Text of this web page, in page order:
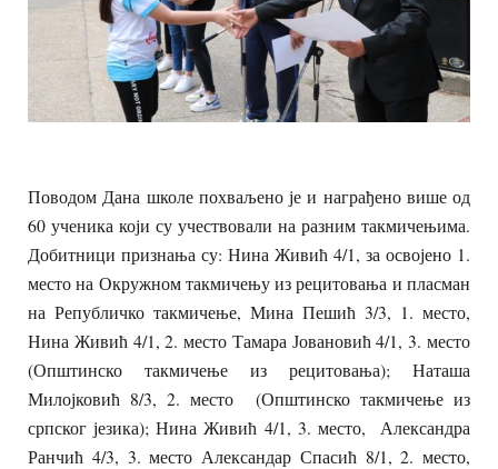
Поводом Дана школе похваљено је и награђено више од
60 ученика који су учествовали на разним такмичењима.
Добитници признања су: Нина Живић 4/1, за освојено 1.
место на Окружном такмичењу из рецитовања и пласман
на Републичко такмичење, Мина Пешић 3/3, 1. место,
Нина Живић 4/1, 2. место Тамара Јовановић 4/1, 3. место
(Општинско такмичење из рецитовања); Наташа
Милојковић 8/3, 2. место (Општинско такмичење из
српског језика); Нина Живић 4/1, 3. место, Александра
Ранчић 4/3, 3. место Александар Спасић 8/1, 2. место,